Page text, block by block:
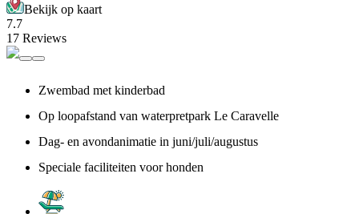
Bekijk op kaart
7.7
17 Reviews
Zwembad met kinderbad
Op loopafstand van waterpretpark Le Caravelle
Dag- en avondanimatie in juni/juli/augustus
Speciale faciliteiten voor honden